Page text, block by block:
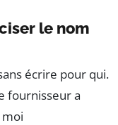
le nom
écrire pour qui.
fournisseur a